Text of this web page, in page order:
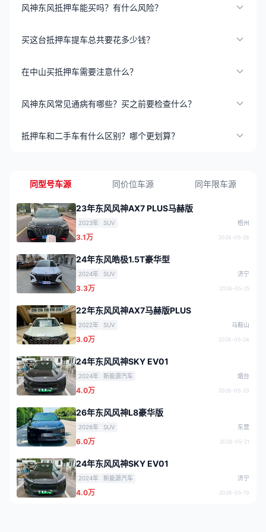
风神东风抵押车能买吗？有什么风险？
买这台抵押车提车总共要花多少钱？
在中山买抵押车需要注意什么？
风神东风常见通病有哪些？买之前要检查什么？
抵押车和二手车有什么区别？哪个更划算？
同型号车源 同价位车源 同年限车源
23年东风风神AX7 PLUS马赫版
2023年 SUV 梧州
3.1万 2026-05-26
24年东风皓极1.5T豪华型
2024年 SUV 济宁
3.3万 2026-05-25
22年东风风神AX7马赫版PLUS
2022年 SUV 马鞍山
3.0万 2026-05-24
24年东风风神SKY EV01
2024年 新能源汽车 烟台
4.0万 2026-05-23
26年东风风神L8豪华版
2026年 SUV 东营
6.0万 2026-05-21
24年东风风神SKY EV01
2024年 新能源汽车 济宁
4.0万 2026-05-19